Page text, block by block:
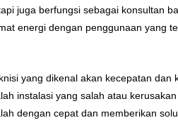
juga berfungsi sebagai konsultan
energi dengan penggunaan yang
yang dikenal akan kecepatan
instalasi yang salah atau
dengan cepat dan memberikan